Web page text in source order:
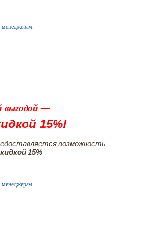
менеджерам
выгодой —
15%!
возможность
15%
менеджерам